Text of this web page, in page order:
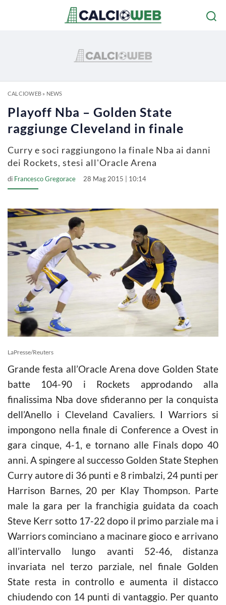
CALCIOWEB» NEWS
Playoff Nba – Golden State
raggiunge Cleveland in finale
Curry e soci raggiungono la finale Nba ai danni
dei Rockets, stesi all'Oracle Arena
di Francesco Gregorace 28 Mag 2015 | 10:14
LaPresse/Reuters
Grande festa all’Oracle Arena dove Golden State
batte 104-90 i Rockets approdando alla
finalissima Nba dove sfideranno per la conquista
dell’Anello i Cleveland Cavaliers. I Warriors si
impongono nella finale di Conference a Ovest in
gara cinque, 4-1, e tornano alle Finals dopo 40
anni. A spingere al successo Golden State Stephen
Curry autore di 36 punti e 8 rimbalzi, 24 punti per
Harrison Barnes, 20 per Klay Thompson. Parte
male la gara per la franchigia guidata da coach
Steve Kerr sotto 17-22 dopo il primo parziale ma i
Warriors cominciano a macinare gioco e arrivano
all’intervallo lungo avanti 52-46, distanza
invariata nel terzo parziale, nel finale Golden
State resta in controllo e aumenta il distacco
chiudendo con 14 punti di vantaggio. Per quanto